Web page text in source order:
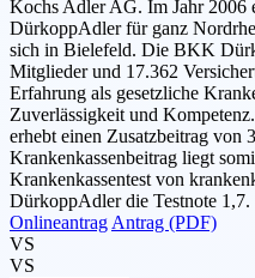
Kochs Adler AG. Im Jahr
DürkoppAdler für ganz
sich in Bielefeld. Die BKK
Mitglieder und 17.362
Erfahrung als gesetzliche
Zuverlässigkeit und
erhebt einen Zusatzbeitrag von
Krankenkassenbeitrag liegt
Krankenkassentest von
DürkoppAdler die Testnote 1,7.
Onlineantrag Antrag (PDF)
VS
VS